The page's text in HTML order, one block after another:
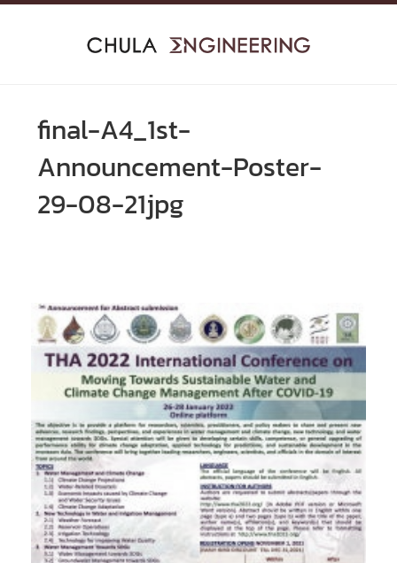
Skip
final-A4_1st-
Announcement-Poster-
29-08-21jpg